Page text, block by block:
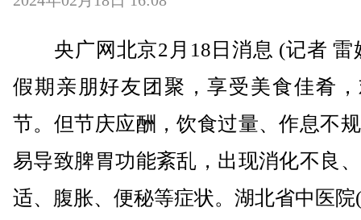
央广网北京2月18日消息 (记者 雷
假期亲朋好友团聚，享受美食佳肴
节。但节庆应酬，饮食过量、作息不
易导致脾胃功能紊乱，出现消化不良
适、腹胀、便秘等症状。湖北省中医院